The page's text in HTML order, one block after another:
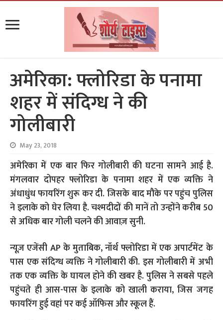
अमेरिका: फ्लोरिडा के पनामा
शहर में संदिग्ध ने की
गोलीबारी
May 23, 2018
अमेरिका में एक बार फिर गोलीबारी की घटना सामने आई है.
मंगलवार दोपहर फ्लोरिडा के पनामा शहर में एक व्यक्ति ने
अंधाधुंध फायरिंग शुरू कर दी. जिसके बाद मौके पर पहुंच पुलिस
ने इलाके को घेर लिया है. चश्मदीदों की मानें तो उन्होंने करीब 50
से अधिक बार गोली चलने की आवाज़ सुनी.
न्यूज़ एजेंसी AP के मुताबिक, नॉर्थ फ्लोरिडा में एक अपार्टमेंट के
पास एक संदिग्ध व्यक्ति ने गोलीबारी की. इस गोलीबारी में अभी
तक एक व्यक्ति के घायल होने की खबर है. पुलिस ने सबसे पहले
पहुंचते ही आस-पास के इलाके को खाली कराया, जिस जगह
फायरिंग हुई वहां पर कई ऑफिस और स्कूल हैं.